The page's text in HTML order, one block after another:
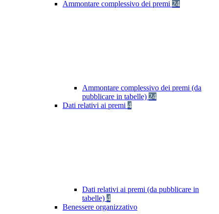
Ammontare complessivo dei premi 24
Ammontare complessivo dei premi (da
pubblicare in tabelle) 24
Dati relativi ai premi 4
Dati relativi ai premi (da pubblicare in
tabelle) 4
Benessere organizzativo